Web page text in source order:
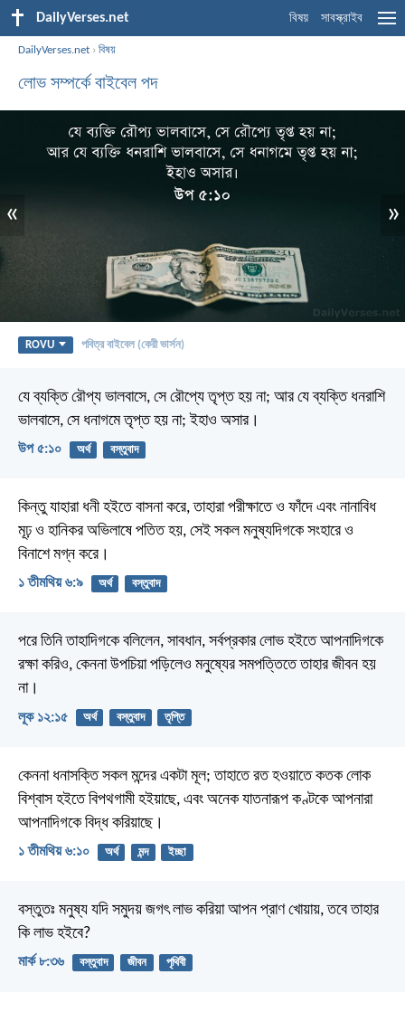
DailyVerses.net বিষয় সাবস্ক্রাইব
DailyVerses.net ›বিষয়
লোভ সম্পর্কে বাইবেল পদ
« »
ROVU পবিত্র বাইবেল (কেরী ভার্সন)
যে ব্যক্তি রৌপ্য ভালবাসে, সে রৌপ্যে তৃপ্ত হয় না; আর যে ব্যক্তি ধনরাশি
ভালবাসে, সে ধনাগমে তৃপ্ত হয় না; ইহাও অসার।
উপ ৫:১০ অর্থ বস্তুবাদ
কিন্তু যাহারা ধনী হইতে বাসনা করে, তাহারা পরীক্ষাতে ও ফাঁদে এবং নানাবিধ
মূঢ় ও হানিকর অভিলাষে পতিত হয়, সেই সকল মনুষ্যদিগকে সংহারে ও
বিনাশে মগ্ন করে।
১ তীমথিয় ৬:৯ অর্থ বস্তুবাদ
পরে তিনি তাহাদিগকে বলিলেন, সাবধান, সর্বপ্রকার লোভ হইতে আপনাদিগকে
রক্ষা করিও, কেননা উপচিয়া পড়িলেও মনুষ্যের সমপত্তিতে তাহার জীবন হয়
না।
লূক ১২:১৫ অর্থ বস্তুবাদ তৃপ্তি
কেননা ধনাসক্তি সকল মন্দের একটা মূল; তাহাতে রত হওয়াতে কতক লোক
বিশ্বাস হইতে বিপথগামী হইয়াছে, এবং অনেক যাতনারূপ কণ্টকে আপনারা
আপনাদিগকে বিদ্ধ করিয়াছে।
১ তীমথিয় ৬:১০ অর্থ মন্দ ইচ্ছা
বস্তুতঃ মনুষ্য যদি সমুদয় জগৎ লাভ করিয়া আপন প্রাণ খোয়ায়, তবে তাহার
কি লাভ হইবে?
মার্ক ৮:৩৬ বস্তুবাদ জীবন পৃথিবী